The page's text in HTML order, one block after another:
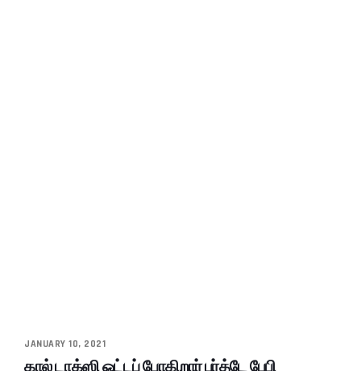
JANUARY 10, 2021
கால் டாக்ஸி ஓட்டப் போகிறார் பர்த்டே பேபி